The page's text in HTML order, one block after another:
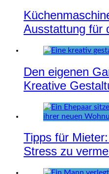
Ausstattung für
Den eigenen
Kreative
Tipps für
Stress zu